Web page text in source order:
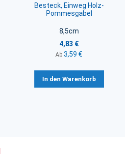
Besteck, Einweg Holz-
Pommesgabel
8,5cm
4,83 €
Ab 3,59 €
In den Warenkorb